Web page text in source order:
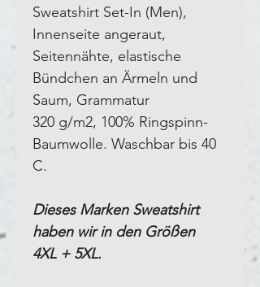
Sweatshirt Set-In (Men),
Innenseite angeraut,
Seitennähte, elastische
Bündchen an Ärmeln und
Saum, Grammatur
320 g/m2, 100% Ringspinn-
Baumwolle. Waschbar bis 40
C.
Dieses Marken Sweatshirt
haben wir in den Größen
4XL + 5XL.